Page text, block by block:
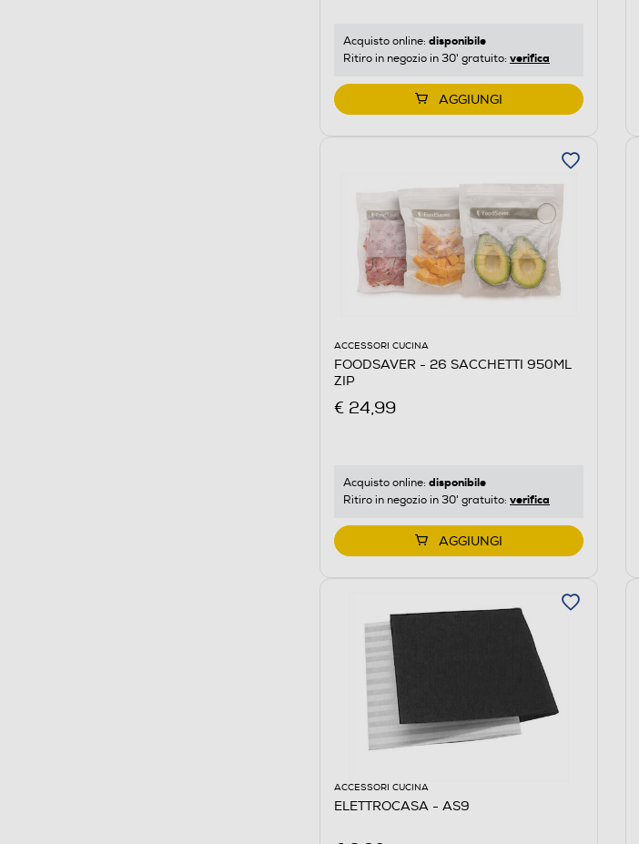
Acquisto online: disponibile
Ritiro in negozio in 30' gratuito: verifica
AGGIUNGI
ACCESSORI CUCINA
FOODSAVER - 26 SACCHETTI 950ML
ZIP
€ 24,99
Acquisto online: disponibile
Ritiro in negozio in 30' gratuito: verifica
AGGIUNGI
ACCESSORI CUCINA
ELETTROCASA - AS9